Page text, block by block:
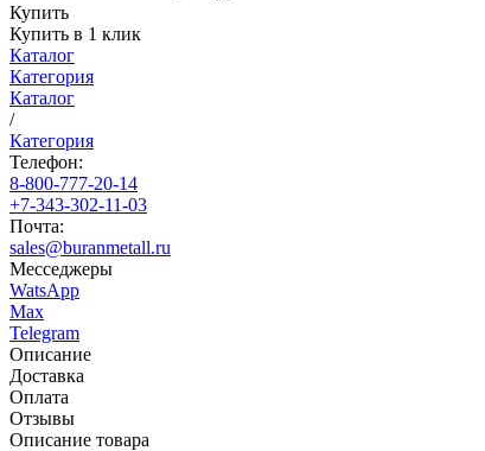
Купить
Купить в 1 клик
Каталог
Категория
Каталог
/
Категория
Телефон:
8-800-777-20-14
+7-343-302-11-03
Почта:
sales@buranmetall.ru
Месседжеры
WatsApp
Max
Telegram
Описание
Доставка
Оплата
Отзывы
Описание товара